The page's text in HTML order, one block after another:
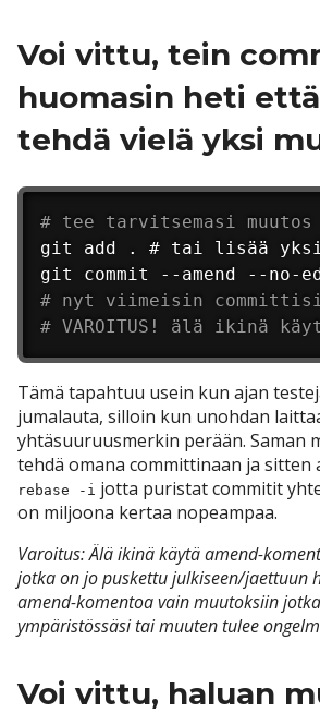
Voi vittu, tein
huomasin heti
tehdä vielä yksi
# tee tarvitsemasi muutos
git add . # tai lisää
# nyt viimeisin
# VAROITUS! älä ikinä
Tämä tapahtuu usein kun ajan
jumalauta, silloin kun unohdan
yhtäsuuruusmerkin perään. Saman
tehdä omana committinaan ja sitten
rebase -i jotta puristat commitit
on miljoona kertaa nopeampaa.
Varoitus: Älä ikinä käytä amend-
jotka on jo puskettu julkiseen/jaettuun
amend-komentoa vain muutoksiin
ympäristössäsi tai muuten tulee
Voi vittu, haluan